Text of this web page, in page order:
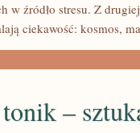
w źródło stresu. Z
ciekawość: kosmos,
–